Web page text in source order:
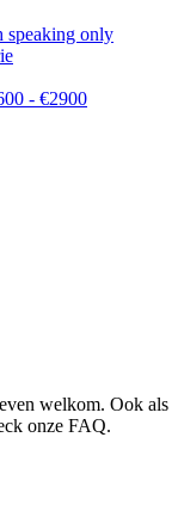
speaking only
- €2900
welkom. Ook als
onze FAQ.